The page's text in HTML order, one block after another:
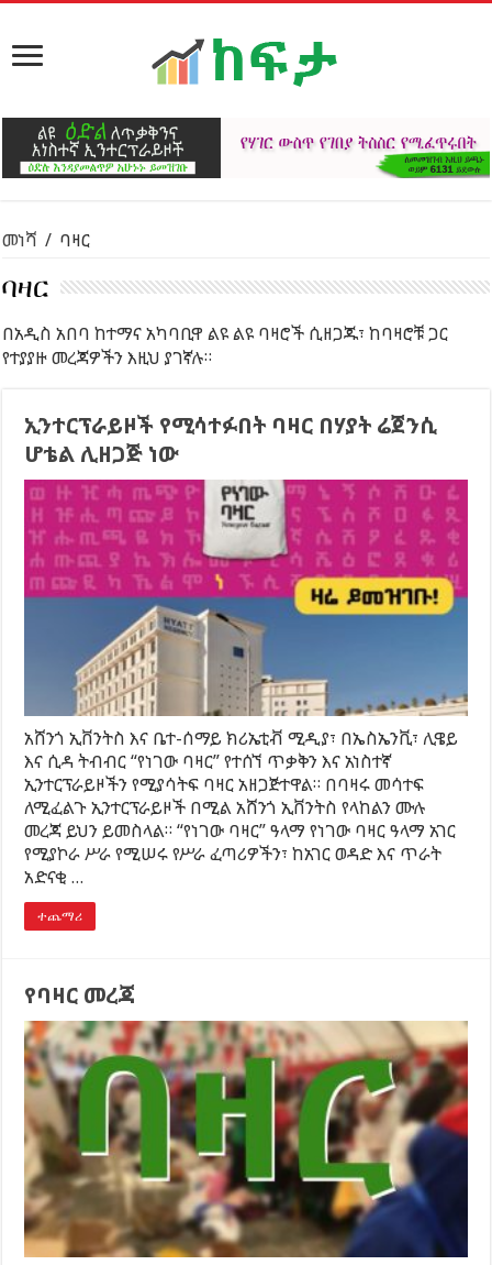
መነሻ / ባዛር
ባዛር
በአዲስ አበባ ከተማና አካባቢዋ ልዩ ልዩ ባዛሮች ሲዘጋጁ፣ ከባዛሮቹ ጋር
የተያያዙ መረጃዎችን እዚህ ያገኛሉ።
ኢንተርፕራይዞች የሚሳተፉበት ባዛር በሃያት ሬጀንሲ
ሆቴል ሊዘጋጅ ነው
አሸንጎ ኢቨንትስ እና ቤተ-ሰማይ ክሪኤቲቭ ሚዲያ፣ በኤስኤንቪ፣ ሊዌይ
እና ሲዳ ትብብር “የነገው ባዛር” የተሰኘ ጥቃቅን እና አነስተኛ
ኢንተርፕራይዞችን የሚያሳትፍ ባዛር አዘጋጅተዋል። በባዛሩ መሳተፍ
ለሚፈልጉ ኢንተርፕራይዞች በሚል አሸንጎ ኢቨንትስ የላከልን ሙሉ
መረጃ ይህን ይመስላል። “የነገው ባዛር” ዓላማ የነገው ባዛር ዓላማ አገር
የሚያኮራ ሥራ የሚሠሩ የሥራ ፈጣሪዎችን፣ ከአገር ወዳድ እና ጥራት
አድናቂ …
ተጨማሪ
የባዛር መረጃ